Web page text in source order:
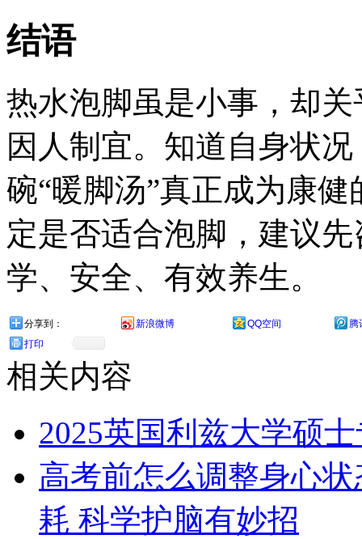
结语
热水泡脚虽是小事，却
因人制宜。知道自身状
碗“暖脚汤”真正成为康
定是否适合泡脚，建议
学、安全、有效养生。
分享到： 新浪微博 QQ空间
腾
打印
相关内容
2025英国利兹大学硕
高考前怎么调整身心
耗 科学护脑有妙招